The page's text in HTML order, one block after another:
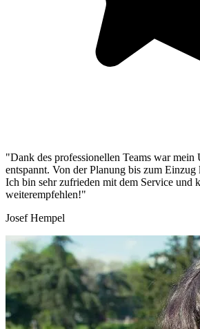
"Dank des professionellen Teams war mein
entspannt. Von der Planung bis zum Einzug
Ich bin sehr zufrieden mit dem Service und
weiterempfehlen!"
Josef Hempel